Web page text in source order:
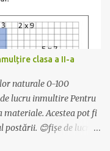
Bomboana
Simplu și
AICI. Mult succes!
clasa a II-a
naturale 0-100
lucru inmultire Pentru
Acestea pot fi
😊fișe de lucru